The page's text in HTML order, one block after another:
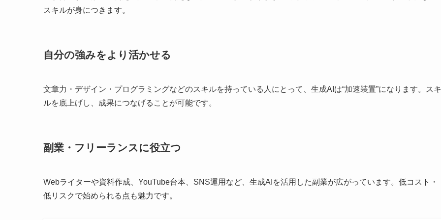
スキルが身につきます。
自分の強みをより活かせる
文章力・デザイン・プログラミングなどのスキルを持っている人にとって、生成AIは“加速装置”になります。スキ
ルを底上げし、成果につなげることが可能です。
副業・フリーランスに役立つ
Webライターや資料作成、YouTube台本、SNS運用など、生成AIを活用した副業が広がっています。低コスト・
低リスクで始められる点も魅力です。